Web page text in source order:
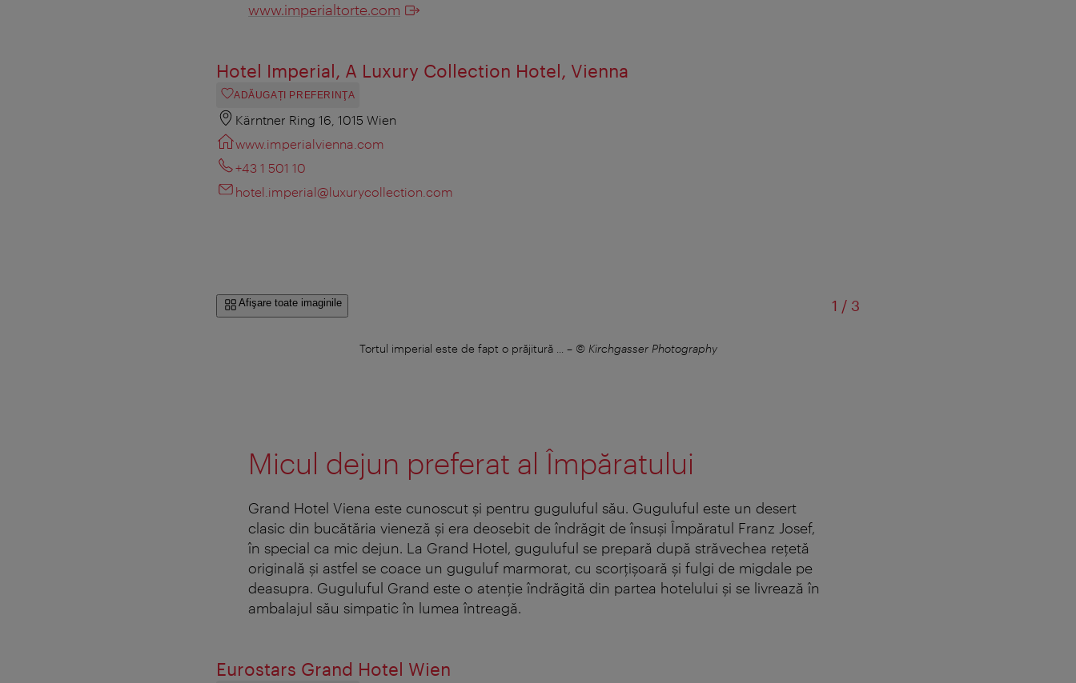
www.imperialtorte.com
Hotel Imperial, A Luxury Collection Hotel, Vienna
ADĂUGAȚI PREFERINŢA
Kärntner Ring 16, 1015 Wien
www.imperialvienna.com
+43 1 501 10
hotel.imperial@luxurycollection.com
Afişare toate imaginile 1 /din
3
Tortul imperial este de fapt o prăjitură ... – © Kirchgasser Photography
Micul dejun preferat al Împăratului
Grand Hotel Viena este cunoscut şi pentru guguluful său. Guguluful este un desert
clasic din bucătăria vieneză şi era deosebit de îndrăgit de însuşi Împăratul Franz Josef,
în special ca mic dejun. La Grand Hotel, guguluful se prepară după străvechea reţetă
originală şi astfel se coace un guguluf marmorat, cu scorţişoară şi fulgi de migdale pe
deasupra. Guguluful Grand este o atenţie îndrăgită din partea hotelului şi se livrează în
ambalajul său simpatic în lumea întreagă.
Eurostars Grand Hotel Wien